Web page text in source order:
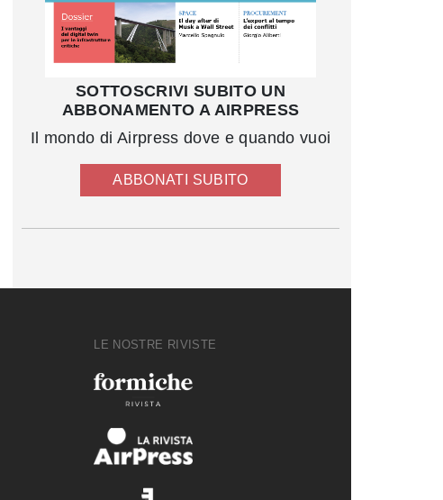
SOTTOSCRIVI SUBITO UN
ABBONAMENTO A AIRPRESS
Il mondo di Airpress dove e quando vuoi
ABBONATI SUBITO
LE NOSTRE RIVISTE